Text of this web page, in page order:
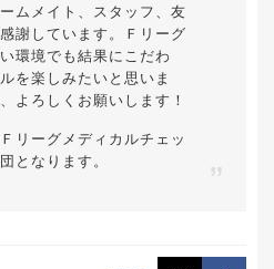
ムメイト、スタッフ、友
謝しています。Ｆリーグ
環境でも結果にこだわ
を楽しみたいと思いま
よろしくお願いします！
リーグメディカルチェッ
となります。